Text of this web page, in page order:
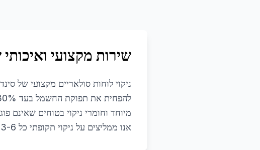
שירות מקצועי
ניקוי לוחות סולאריים מקצועי של
מיוחד וחומרי ניקוי בטוחים שאינם
אנו ממליצים על ניקוי תקופתי כל 3-6 חודשים לשמירה על ביצועים אופטימליים של המערכת.